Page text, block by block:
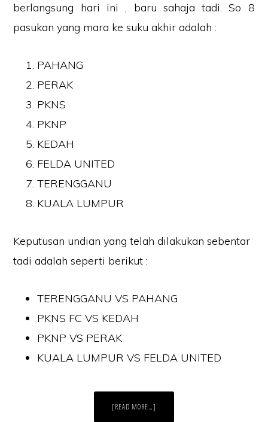
berlangsung hari ini , baru sahaja tadi. So 8
pasukan yang mara ke suku akhir adalah :
PAHANG
PERAK
PKNS
PKNP
KEDAH
FELDA UNITED
TERENGGANU
KUALA LUMPUR
Keputusan undian yang telah dilakukan sebentar
tadi adalah seperti berikut :
TERENGGANU VS PAHANG
PKNS FC VS KEDAH
PKNP VS PERAK
KUALA LUMPUR VS FELDA UNITED
[READ MORE…]